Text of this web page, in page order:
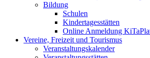
Bildung
Schulen
Kindertagesstätten
Online Anmeldung
Vereine, Freizeit und Tourismus
Veranstaltungskalender